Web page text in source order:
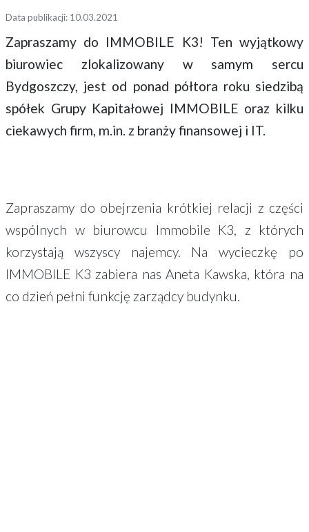
Data publikacji: 10.03.2021
Zapraszamy do IMMOBILE K3! Ten wyjątkowy
biurowiec zlokalizowany w samym sercu
Bydgoszczy, jest od ponad półtora roku siedzibą
spółek Grupy Kapitałowej IMMOBILE oraz kilku
ciekawych firm, m.in. z branży finansowej i IT.
Zapraszamy do obejrzenia krótkiej relacji z części
wspólnych w biurowcu Immobile K3, z których
korzystają wszyscy najemcy. Na wycieczkę po
IMMOBILE K3 zabiera nas Aneta Kawska, która na
co dzień pełni funkcję zarządcy budynku.